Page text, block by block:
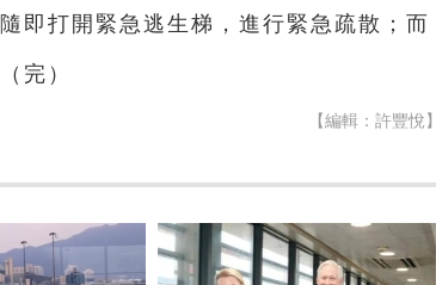
即打開緊急逃生梯，進行緊急疏散；而
完）
【編輯：許豐悅】